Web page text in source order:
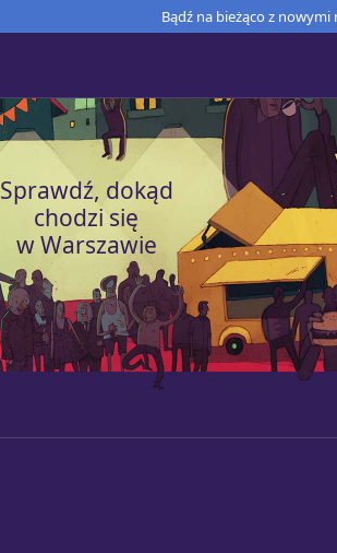
Bądź na bieżąco z nowymi
Sprawdź, dokąd
chodzi się
w Warszawie